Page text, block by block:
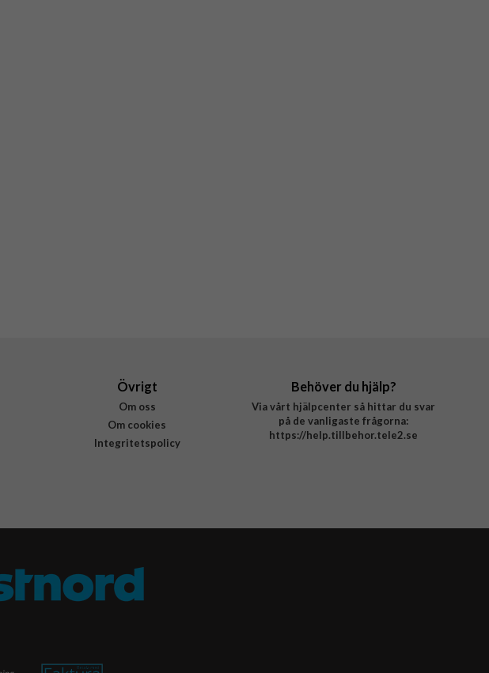
Övrigt
Om oss
Om cookies
Integritetspolicy
Behöver du hjälp?
Via vårt hjälpcenter så hittar du svar
på de vanligaste frågorna:
https://help.tillbehor.tele2.se